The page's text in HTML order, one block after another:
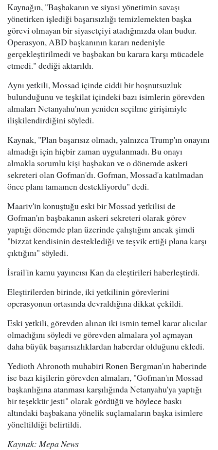
Kaynağın, "Başbakanın ve siyasi yönetimin savaşı
yönetirken işlediği başarısızlığı temizlemekten başka
görevi olmayan bir siyasetçiyi atadığınızda olan budur.
Operasyon, ABD başkanının kararı nedeniyle
gerçekleştirilmedi ve başbakan bu karara karşı mücadele
etmedi." dediği aktarıldı.
Aynı yetkili, Mossad içinde ciddi bir hoşnutsuzluk
bulunduğunu ve teşkilat içindeki bazı isimlerin görevden
almaları Netanyahu'nun yeniden seçilme girişimiyle
ilişkilendirdiğini söyledi.
Kaynak, "Plan başarısız olmadı, yalnızca Trump'ın onayını
almadığı için hiçbir zaman uygulanmadı. Bu onayı
almakla sorumlu kişi başbakan ve o dönemde askeri
sekreteri olan Gofman'dı. Gofman, Mossad'a katılmadan
önce planı tamamen destekliyordu" dedi.
Maariv'in konuştuğu eski bir Mossad yetkilisi de
Gofman'ın başbakanın askeri sekreteri olarak görev
yaptığı dönemde plan üzerinde çalıştığını ancak şimdi
"bizzat kendisinin desteklediği ve teşvik ettiği plana karşı
çıktığını" söyledi.
İsrail'in kamu yayıncısı Kan da eleştirileri haberleştirdi.
Eleştirilerden birinde, iki yetkilinin görevlerini
operasyonun ortasında devraldığına dikkat çekildi.
Eski yetkili, görevden alınan iki ismin temel karar alıcılar
olmadığını söyledi ve görevden almalara yol açmayan
daha büyük başarısızlıklardan haberdar olduğunu ekledi.
Yedioth Ahronoth muhabiri Ronen Bergman'ın haberinde
ise bazı kişilerin görevden almaları, "Gofman'ın Mossad
başkanlığına atanması karşılığında Netanyahu'ya yaptığı
bir teşekkür jesti" olarak gördüğü ve böylece baskı
altındaki başbakana yönelik suçlamaların başka isimlere
yöneltildiği belirtildi.
Kaynak: Mepa News